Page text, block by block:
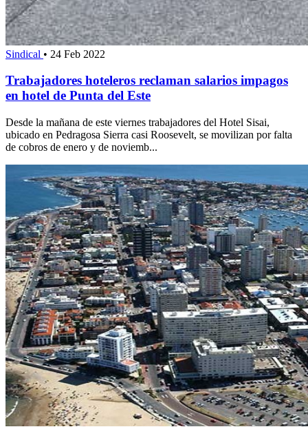
Sindical • 24 Feb 2022
Trabajadores hoteleros reclaman salarios impagos
en hotel de Punta del Este
Desde la mañana de este viernes trabajadores del Hotel Sisai,
ubicado en Pedragosa Sierra casi Roosevelt, se movilizan por falta
de cobros de enero y de noviemb...